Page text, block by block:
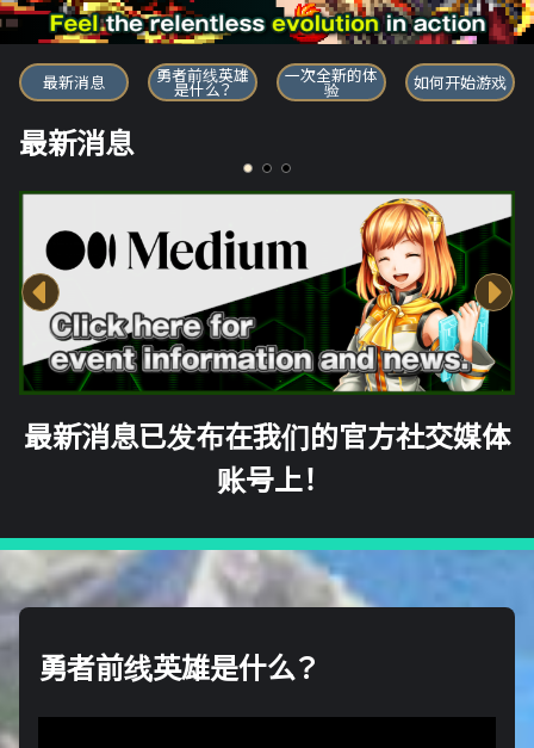
勇者前线英雄
最新消息 勇者前线英雄
是什么？
一次全新的体
验 如何开始游戏
最新消息
最新消息已发布在我们的官方社交媒体
账号上！
勇者前线英雄是什么？